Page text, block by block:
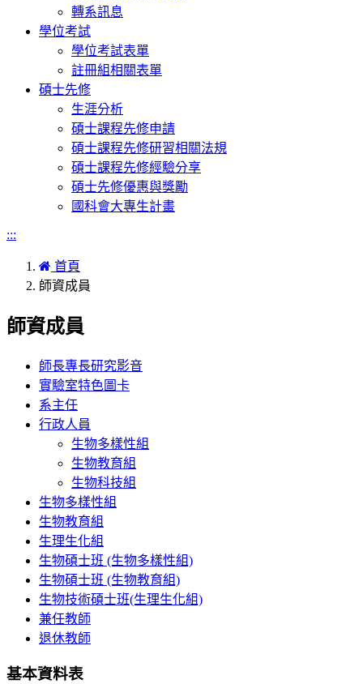
轉系訊息
學位考試
學位考試表單
註冊組相關表單
碩士先修
生涯分析
碩士課程先修申請
碩士課程先修研習相關法規
碩士課程先修經驗分享
碩士先修優惠與獎勵
國科會大專生計畫
:::
首頁
師資成員
師資成員
師長專長研究影音
實驗室特色圖卡
系主任
行政人員
生物多樣性組
生物教育組
生物科技組
生物多樣性組
生物教育組
生理生化組
生物碩士班 (生物多樣性組)
生物碩士班 (生物教育組)
生物技術碩士班(生理生化組)
兼任教師
退休教師
基本資料表